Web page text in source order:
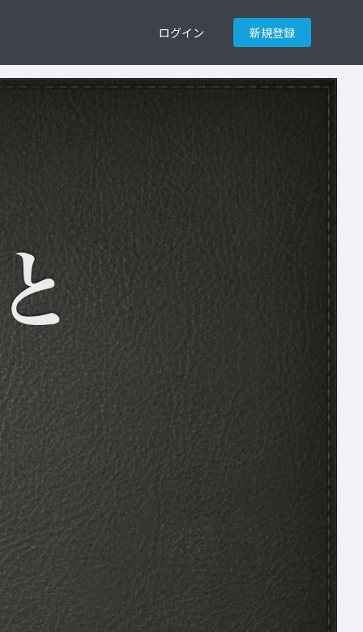
ログイン 新規登録